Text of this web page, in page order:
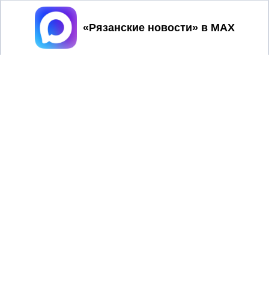
Принять